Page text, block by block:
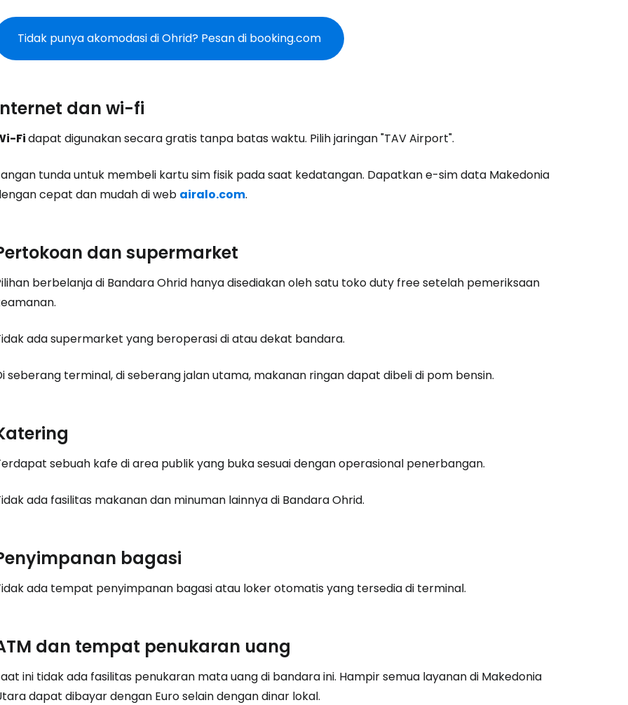
Tidak punya akomodasi di Ohrid? Pesan di booking.com
dan wi-fi
Fidapat digunakan secara gratis tanpa batas waktu. Pilih jaringan "TAV Airport".
tunda untuk membeli kartu sim fisik pada saat kedatangan. Dapatkan e-sim data Makedonia
cepat dan mudah di web airalo.com.
dan supermarket
berbelanja di Bandara Ohrid hanya disediakan oleh satu tokoduty freesetelah pemeriksaan
ada supermarket yang beroperasi di atau dekat bandara.
seberang terminal, di seberang jalan utama, makanan ringan dapat dibeli di pom bensin.
sebuah kafe di area publik yang buka sesuai dengan operasional penerbangan.
ada fasilitas makanan dan minuman lainnya di Bandara Ohrid.
bagasi
ada tempat penyimpanan bagasi atau loker otomatis yang tersedia di terminal.
dan tempat penukaran uang
ini tidak ada fasilitas penukaran mata uang di bandara ini. Hampir semua layanan di Makedonia
dapat dibayar dengan Euro selain dengan dinar lokal.
Masuk ke Cestee
Lanjutkan dengan email